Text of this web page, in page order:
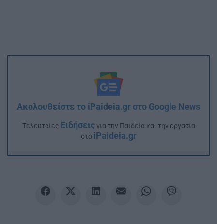
Ακολουθείστε το iPaideia.gr στο Google News
Tελευταίες Ειδήσειςγια την Παιδεία και την εργασία
στο iPaideia.gr